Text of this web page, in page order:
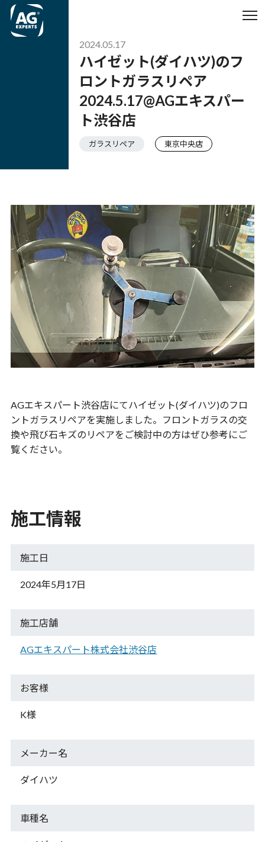
2024.05.17
ハイゼット(ダイハツ)のフ
ロントガラスリペア
2024.5.17@AGエキスパー
ト渋谷店
ガラスリペア 東京中央店
AGエキスパート渋谷店にてハイゼット(ダイハツ)のフロ
ントガラスリペアを実施しました。フロントガラスの交
換や飛び石キズのリペアをご検討中の方はぜひ参考にご
覧ください。
施工情報
施工日
2024年5月17日
施工店舗
AGエキスパート株式会社渋谷店
お客様
K様
メーカー名
ダイハツ
車種名